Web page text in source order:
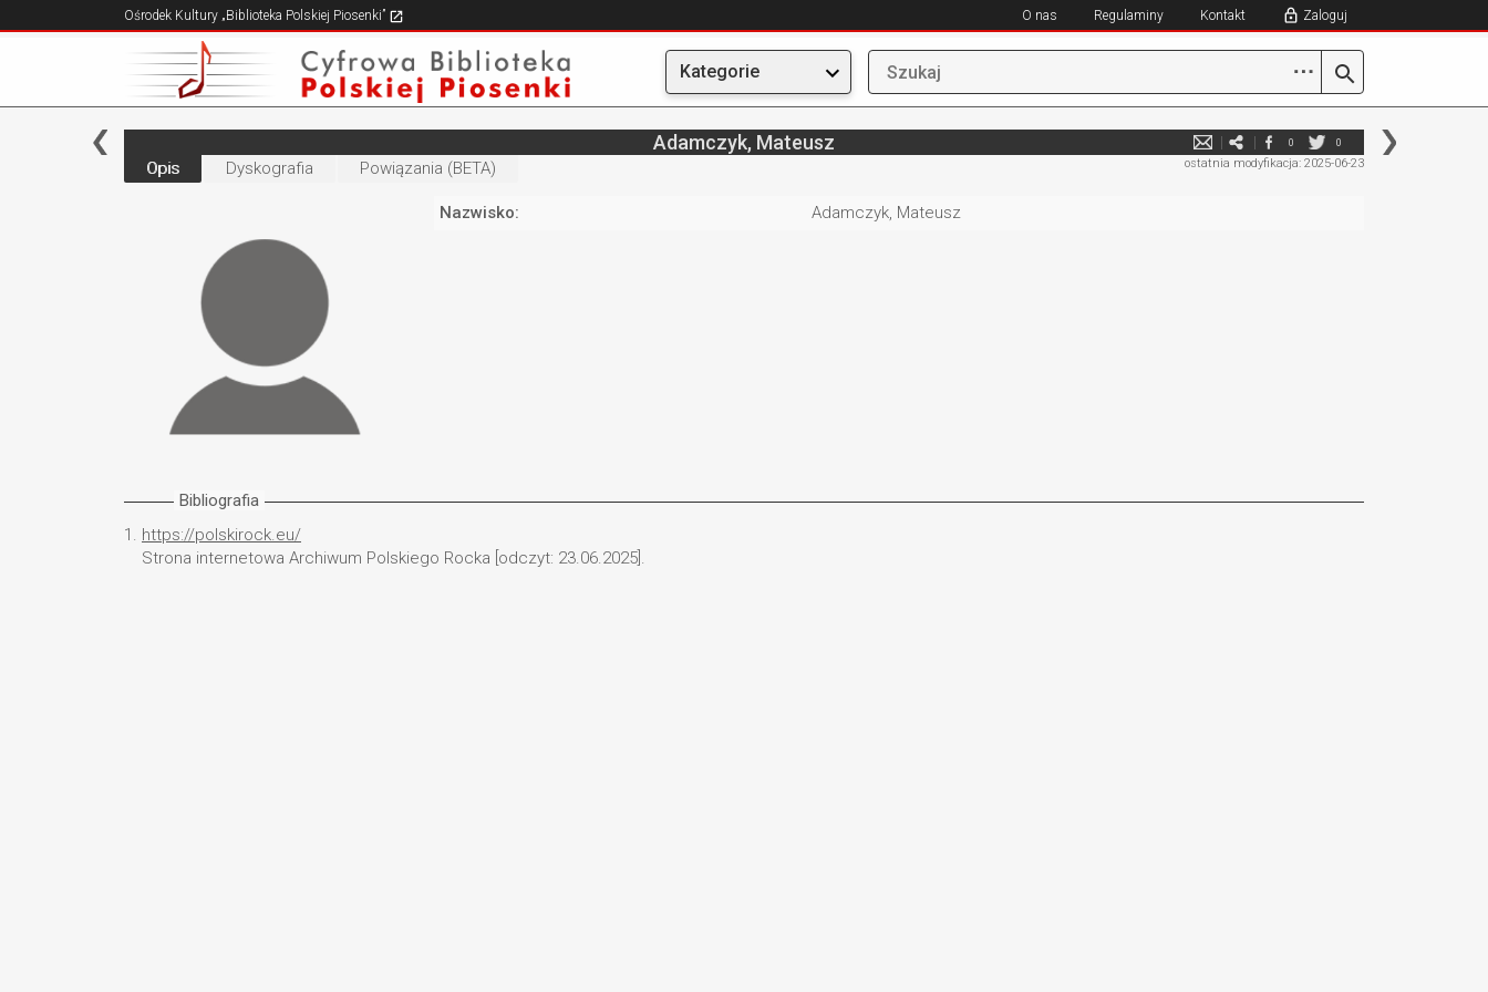
Ośrodek Kultury „Biblioteka Polskiej Piosenki” O nas Regulaminy Kontakt Zaloguj
Kategorie ⋯
Adamczyk, Mateusz 0 0
ostatnia modyfikacja: 2025-06-23
Opis Dyskografia Powiązania (BETA)
Nazwisko: Adamczyk, Mateusz
Bibliografia
1. https://polskirock.eu/
Strona internetowa Archiwum Polskiego Rocka [odczyt: 23.06.2025].